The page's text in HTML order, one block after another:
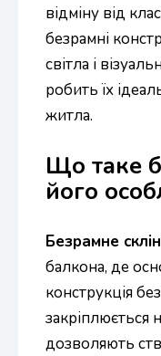
відміну від
безрамні
світла і
робить їх
житла.
Що таке
його
Безрамне
балкона, де
конструкція
закріплюється
дозволяють